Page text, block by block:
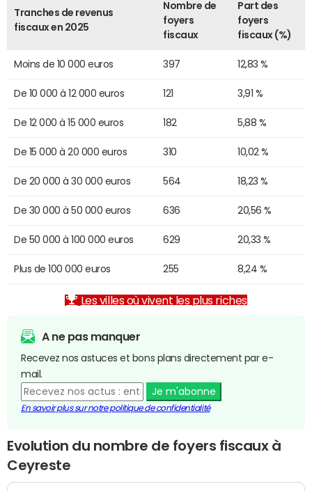
Tranches de revenus
fiscaux en 2025
Nombre de
foyers
fiscaux
Part des
foyers
fiscaux (%)
Moins de 10 000 euros 397 12,83 %
De 10 000 à 12 000 euros 121 3,91 %
De 12 000 à 15 000 euros 182 5,88 %
De 15 000 à 20 000 euros 310 10,02 %
De 20 000 à 30 000 euros 564 18,23 %
De 30 000 à 50 000 euros 636 20,56 %
De 50 000 à 100 000 euros 629 20,33 %
Plus de 100 000 euros 255 8,24 %
Les villes où vivent les plus riches
A ne pas manquer
Recevez nos astuces et bons plans directement par e-
mail.
Je m'abonne
En savoir plus sur notre politique de confidentialité
Evolution du nombre de foyers fiscaux à
Ceyreste